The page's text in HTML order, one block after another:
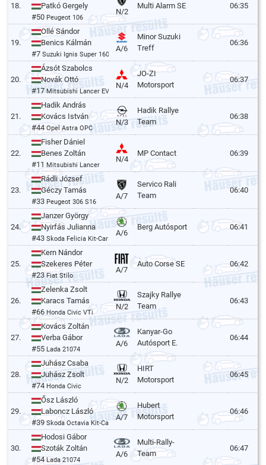
18.
Patkó Gergely
#50 Peugeot 106
N/2
Multi Alarm SE 06:35
19.
Ollé Sándor
Benics Kálmán
#7Suzuki Ignis Super 1600
A/6
Minor Suzuki
Treff
06:36
20.
Ázsót Szabolcs
Novák Ottó
#17Mitsubishi Lancer EVO VI
N/4
JO-ZI
Motorsport
06:37
21.
Hadik András
Kovács István
#44Opel Astra OPC
N/3
Hadik Rallye
Team
06:38
22.
Fisher Dániel
Benes Zoltán
#11 Mitsubishi Lancer
N/4
MP Contact 06:39
23.
Rádli József
Géczy Tamás
#33 Peugeot 306 S16
A/7
Servico Rali
Team
06:40
24.
Janzer György
Nyirfás Julianna
#43Skoda Felicia Kit-Car
A/6
Berg Autósport 06:41
25.
Kern Nándor
Szekeres Péter
#23Fiat Stilo
A/7
Auto Corse SE 06:42
26.
Zelenka Zsolt
Karacs Tamás
#66 Honda Civic VTi
N/2
Szajky Rallye
Team
06:43
27.
Kovács Zoltán
Verba Gábor
#55 Lada 21074
A/6
Kanyar-Go
Autósport E.
06:44
28.
Juhász Csaba
Juhász Zsolt
#74 Honda Civic
N/2
HIRT
Motorsport
06:45
29.
Ősz László
Laboncz László
#39Skoda Octavia Kit-Car
A/7
Hubert
Motorsport
06:46
30.
Hodosi Gábor
Szoták Zoltán
#54Lada 21074
A/6
Multi-Rally-
Team
06:47